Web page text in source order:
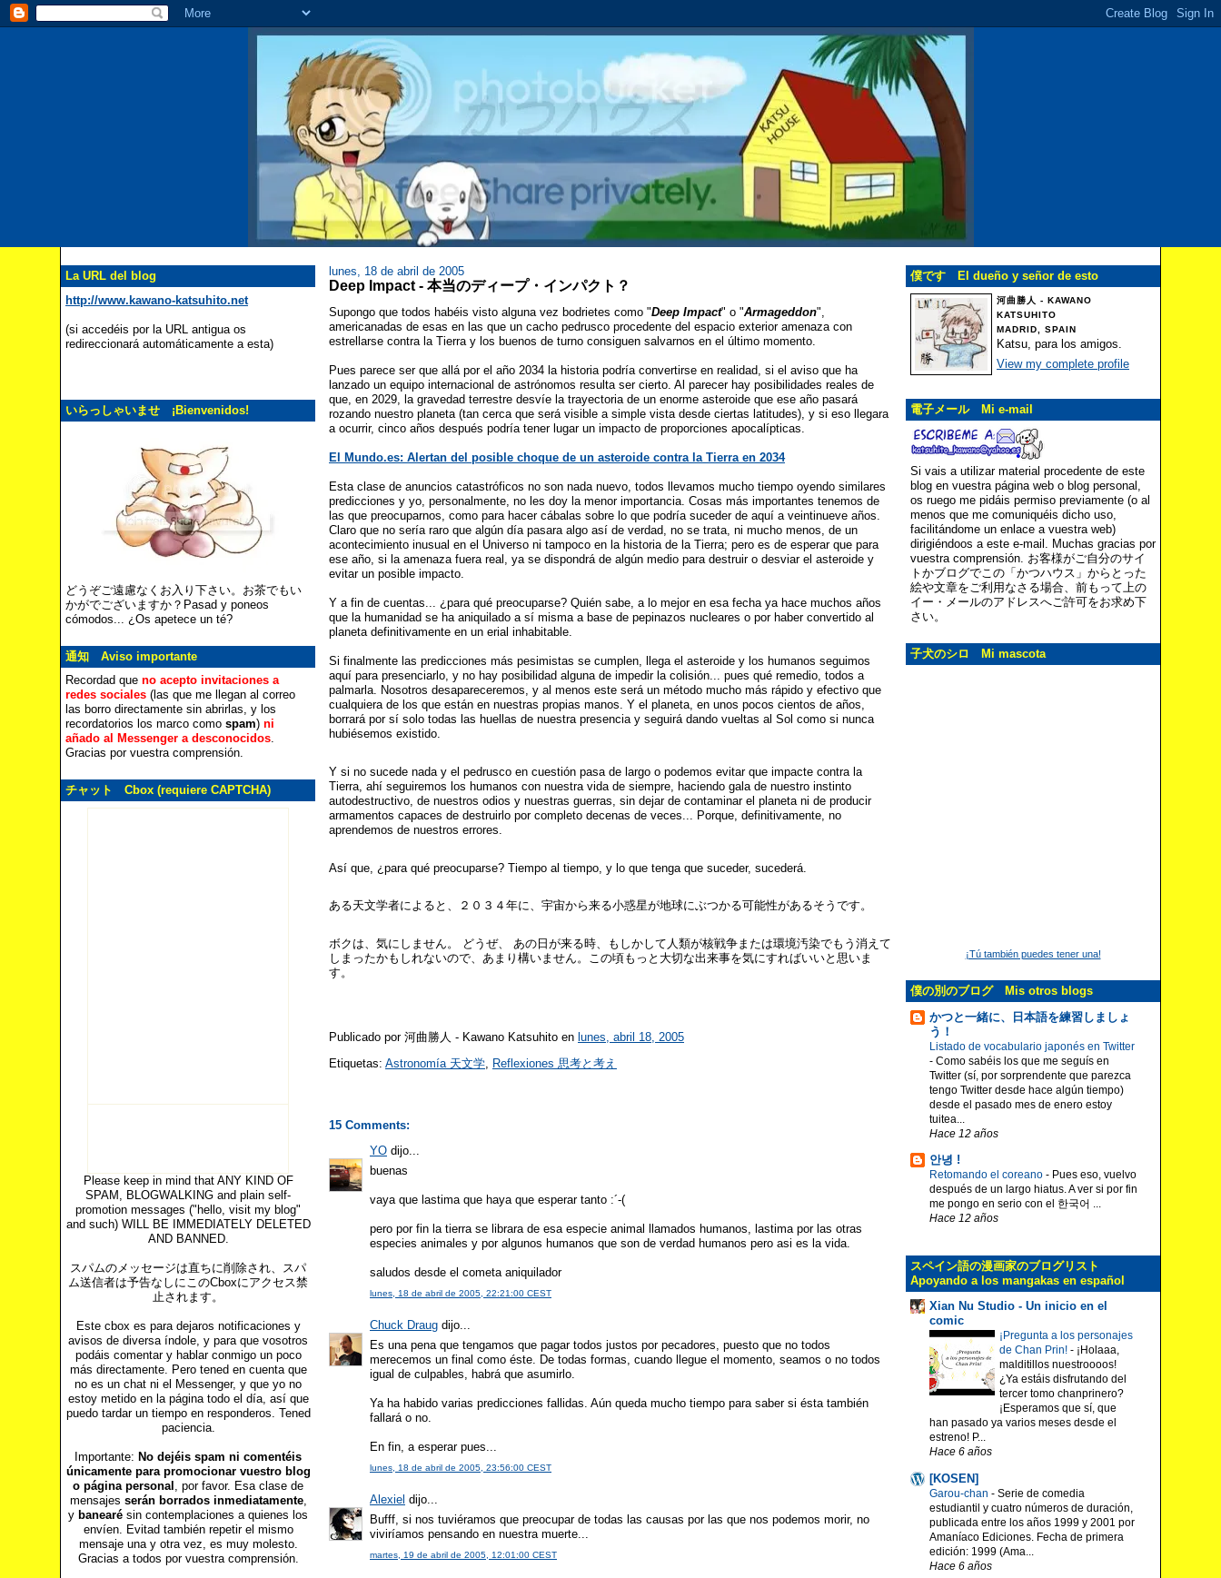
La URL del blog
http://www.kawano-katsuhito.net
(si accedéis por la URL antigua os
redireccionará automáticamente a esta)
いらっしゃいませ ¡Bienvenidos!
どうぞご遠慮なくお入り下さい。お茶でもい
かがでございますか？Pasad y poneos
cómodos... ¿Os apetece un té?
通知 Aviso importante
Recordad que no acepto invitaciones a
redes sociales (las que me llegan al correo
las borro directamente sin abrirlas, y los
recordatorios los marco como spam) ni
añado al Messenger a desconocidos.
Gracias por vuestra comprensión.
チャット Cbox (requiere CAPTCHA)
Please keep in mind that ANY KIND OF
SPAM, BLOGWALKING and plain self-
promotion messages ("hello, visit my blog"
and such) WILL BE IMMEDIATELY DELETED
AND BANNED.
スパムのメッセージは直ちに削除され、スパ
ム送信者は予告なしにこのCboxにアクセス禁
止されます。
Este cbox es para dejaros notificaciones y
avisos de diversa índole, y para que vosotros
podáis comentar y hablar conmigo un poco
más directamente. Pero tened en cuenta que
no es un chat ni el Messenger, y que yo no
estoy metido en la página todo el día, así que
puedo tardar un tiempo en responderos. Tened
paciencia.
Importante: No dejéis spam ni comentéis
únicamente para promocionar vuestro blog
o página personal
, por favor. Esa clase de
mensajes serán borrados inmediatamente,
y banearé sin contemplaciones a quienes los
envíen. Evitad también repetir el mismo
mensaje una y otra vez, es muy molesto.
Gracias a todos por vuestra comprensión.
lunes, 18 de abril de 2005
Deep Impact - 本当のディープ・インパクト？
Supongo que todos habéis visto alguna vez bodrietes como "Deep Impact" o "Armageddon",
americanadas de esas en las que un cacho pedrusco procedente del espacio exterior amenaza con
estrellarse contra la Tierra y los buenos de turno consiguen salvarnos en el último momento.
Pues parece ser que allá por el año 2034 la historia podría convertirse en realidad, si el aviso que ha
lanzado un equipo internacional de astrónomos resulta ser cierto. Al parecer hay posibilidades reales de
que, en 2029, la gravedad terrestre desvíe la trayectoria de un enorme asteroide que ese año pasará
rozando nuestro planeta (tan cerca que será visible a simple vista desde ciertas latitudes), y si eso llegara
a ocurrir, cinco años después podría tener lugar un impacto de proporciones apocalípticas.
El Mundo.es: Alertan del posible choque de un asteroide contra la Tierra en 2034
Esta clase de anuncios catastróficos no son nada nuevo, todos llevamos mucho tiempo oyendo similares
predicciones y yo, personalmente, no les doy la menor importancia. Cosas más importantes tenemos de
las que preocuparnos, como para hacer cábalas sobre lo que podría suceder de aquí a veintinueve años.
Claro que no sería raro que algún día pasara algo así de verdad, no se trata, ni mucho menos, de un
acontecimiento inusual en el Universo ni tampoco en la historia de la Tierra; pero es de esperar que para
ese año, si la amenaza fuera real, ya se dispondrá de algún medio para destruir o desviar el asteroide y
evitar un posible impacto.
Y a fin de cuentas... ¿para qué preocuparse? Quién sabe, a lo mejor en esa fecha ya hace muchos años
que la humanidad se ha aniquilado a sí misma a base de pepinazos nucleares o por haber convertido al
planeta definitivamente en un erial inhabitable.
Si finalmente las predicciones más pesimistas se cumplen, llega el asteroide y los humanos seguimos
aquí para presenciarlo, y no hay posibilidad alguna de impedir la colisión... pues qué remedio, todos a
palmarla. Nosotros desapareceremos, y al menos este será un método mucho más rápido y efectivo que
cualquiera de los que están en nuestras propias manos. Y el planeta, en unos pocos cientos de años,
borrará por sí solo todas las huellas de nuestra presencia y seguirá dando vueltas al Sol como si nunca
hubiésemos existido.
Y si no sucede nada y el pedrusco en cuestión pasa de largo o podemos evitar que impacte contra la
Tierra, ahí seguiremos los humanos con nuestra vida de siempre, haciendo gala de nuestro instinto
autodestructivo, de nuestros odios y nuestras guerras, sin dejar de contaminar el planeta ni de producir
armamentos capaces de destruirlo por completo decenas de veces... Porque, definitivamente, no
aprendemos de nuestros errores.
Así que, ¿para qué preocuparse? Tiempo al tiempo, y lo que tenga que suceder, sucederá.
ある天文学者によると、２０３４年に、宇宙から来る小惑星が地球にぶつかる可能性があるそうです。
ボクは、気にしません。 どうぜ、 あの日が来る時、もしかして人類が核戦争または環境汚染でもう消えて
しまったかもしれないので、あまり構いません。この頃もっと大切な出来事を気にすればいいと思いま
す。
Publicado por 河曲勝人 - Kawano Katsuhito en lunes, abril 18, 2005
Etiquetas: Astronomía 天文学 Reflexiones 思考と考え
15 Comments:
YO dijo...
buenas
vaya que lastima que haya que esperar tanto :´-(
pero por fin la tierra se librara de esa especie animal llamados humanos, lastima por las otras
especies animales y por algunos humanos que son de verdad humanos pero asi es la vida.
saludos desde el cometa aniquilador
lunes, 18 de abril de 2005, 22:21:00 CEST
Chuck Draug dijo...
Es una pena que tengamos que pagar todos justos por pecadores, puesto que no todos
merecemos un final como éste. De todas formas, cuando llegue el momento, seamos o no todos
igual de culpables, habrá que asumirlo.
Ya ha habido varias predicciones fallidas. Aún queda mucho tiempo para saber si ésta también
fallará o no.
En fin, a esperar pues...
lunes, 18 de abril de 2005, 23:56:00 CEST
Alexiel dijo...
Bufff, si nos tuviéramos que preocupar de todas las causas por las que nos podemos morir, no
viviríamos pensando en nuestra muerte...
martes, 19 de abril de 2005, 12:01:00 CEST
僕です El dueño y señor de esto
河曲勝人 - KAWANO
KATSUHITO
MADRID, SPAIN
Katsu, para los amigos.
View my complete profile
電子メール Mi e-mail
Si vais a utilizar material procedente de este
blog en vuestra página web o blog personal,
os ruego me pidáis permiso previamente (o al
menos que me comuniquéis dicho uso,
facilitándome un enlace a vuestra web)
dirigiéndoos a este e-mail. Muchas gracias por
vuestra comprensión. お客様がご自分のサイ
トかブログでこの「かつハウス」からとった
絵や文章をご利用なさる場合、前もって上の
イー・メールのアドレスへご許可をお求め下
さい。
子犬のシロ Mi mascota
¡Tú también puedes tener una!
僕の別のブログ Mis otros blogs
かつと一緒に、日本語を練習しましょ
う！
Listado de vocabulario japonés en Twitter
- Como sabéis los que me seguís en
Twitter (sí, por sorprendente que parezca
tengo Twitter desde hace algún tiempo)
desde el pasado mes de enero estoy
tuitea...
Hace 12 años
안녕 !
Retomando el coreano - Pues eso, vuelvo
después de un largo hiatus. A ver si por fin
me pongo en serio con el 한국어 ...
Hace 12 años
スペイン語の漫画家のブログリスト
Apoyando a los mangakas en español
Xian Nu Studio - Un inicio en el
comic
¡Pregunta a los personajes
de Chan Prin! - ¡Holaaa,
malditillos nuestroooos!
¿Ya estáis disfrutando del
tercer tomo chanprinero?
¡Esperamos que sí, que
han pasado ya varios meses desde el
estreno! P...
Hace 6 años
[KOSEN]
Garou-chan - Serie de comedia
estudiantil y cuatro números de duración,
publicada entre los años 1999 y 2001 por
Amaníaco Ediciones. Fecha de primera
edición: 1999 (Ama...
Hace 6 años